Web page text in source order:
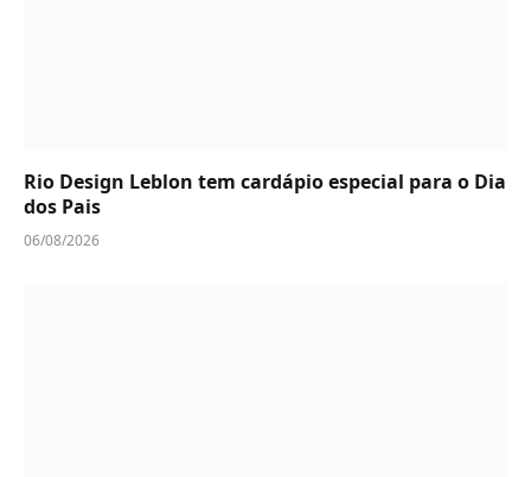
Rio Design Leblon tem cardápio especial para o Dia
dos Pais
06/08/2026